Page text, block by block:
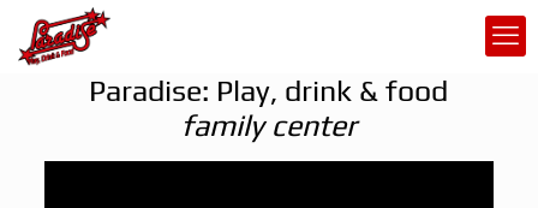
Paradise: Play, drink & food
family center